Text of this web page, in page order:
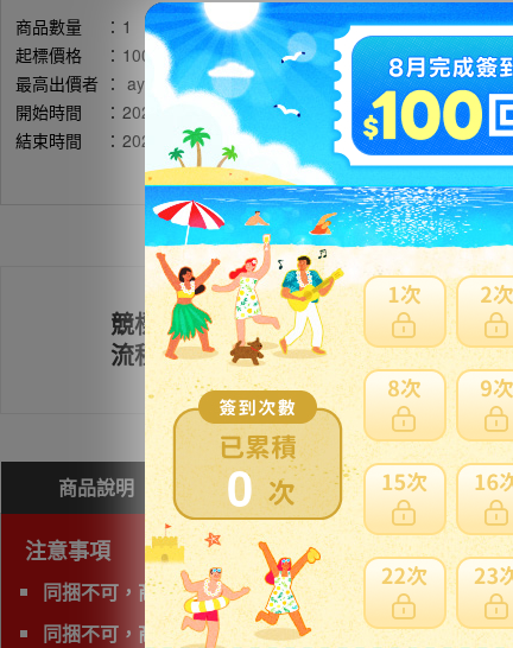
0
商品數量 ： 1
起標價格
： 1000円
最高出價者 ： ayaka90413 / 評價:15672
開始時間
： 2026年05月07日 22時51分(台灣時間)
結束時間
： 2026年05月10日 20時01分(台灣時間)
競標
流程
註冊會員
商品說明 問與答(0) 費用試
注意事項
同捆不可，商品會有獨立的日本運費。
同捆不可，商品會有獨立的日本運費